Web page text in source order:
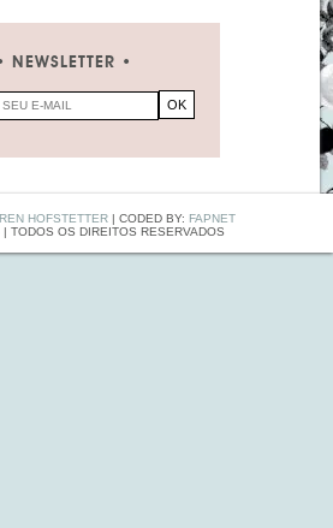
NEWSLETTER
HOFSTETTER | CODED BY: FAPNET
| TODOS OS DIREITOS RESERVADOS